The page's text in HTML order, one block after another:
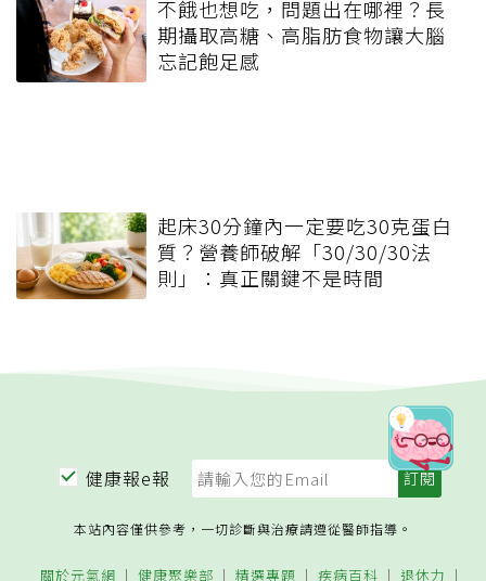
不餓也想吃，問題出在哪裡？長
期攝取高糖、高脂肪食物讓大腦
忘記飽足感
起床30分鐘內一定要吃30克蛋白
質？營養師破解「30/30/30法
則」：真正關鍵不是時間
健康報e報
本站內容僅供參考，一切診斷與治療請遵從醫師指導。
關於元氣網 健康聚樂部 精選專題 疾病百科 退休力